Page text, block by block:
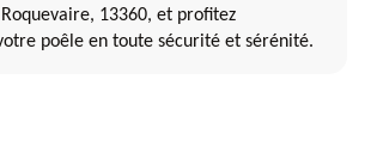
13360, et profitez
poêle en toute sécurité et sérénité.